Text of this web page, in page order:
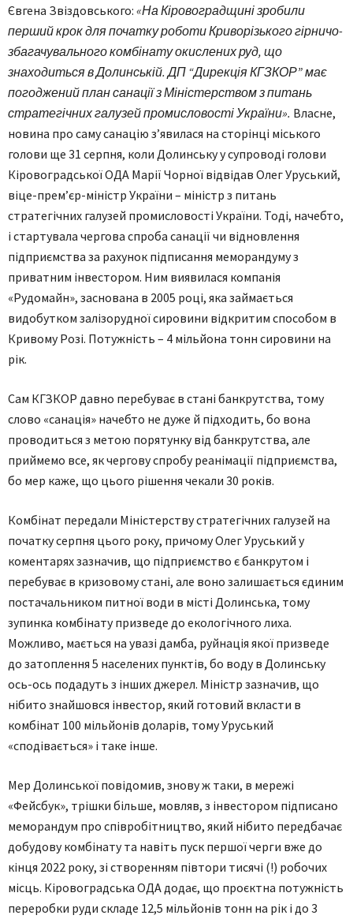
Євгена Звіздовського: «На Кіровоградщині зробили
перший крок для початку роботи Криворізького гірничо-
збагачувального комбінату окислених руд, що
знаходиться в Долинській. ДП “Дирекція КГЗКОР” має
погоджений план санації з Міністерством з питань
стратегічних галузей промисловості України». Власне,
новина про саму санацію з’явилася на сторінці міського
голови ще 31 серпня, коли Долинську у супроводі голови
Кіровоградської ОДА Марії Чорної відвідав Олег Уруський,
віце-прем’єр-міністр України – міністр з питань
стратегічних галузей промисловості України. Тоді, начебто,
і стартувала чергова спроба санації чи відновлення
підприємства за рахунок підписання меморандуму з
приватним інвестором. Ним виявилася компанія
«Рудомайн», заснована в 2005 році, яка займається
видобутком залізорудної сировини відкритим способом в
Кривому Розі. Потужність – 4 мільйона тонн сировини на
рік.
Сам КГЗКОР давно перебуває в стані банкрутства, тому
слово «санація» начебто не дуже й підходить, бо вона
проводиться з метою порятунку від банкрутства, але
приймемо все, як чергову спробу реанімації підприємства,
бо мер каже, що цього рішення чекали 30 років.
Комбінат передали Міністерству стратегічних галузей на
початку серпня цього року, причому Олег Уруський у
коментарях зазначив, що підприємство є банкрутом і
перебуває в кризовому стані, але воно залишається єдиним
постачальником питної води в місті Долинська, тому
зупинка комбінату призведе до екологічного лиха.
Можливо, мається на увазі дамба, руйнація якої призведе
до затоплення 5 населених пунктів, бо воду в Долинську
ось-ось подадуть з інших джерел. Міністр зазначив, що
нібито знайшовся інвестор, який готовий вкласти в
комбінат 100 мільйонів доларів, тому Уруський
«сподівається» і таке інше.
Мер Долинської повідомив, знову ж таки, в мережі
«Фейсбук», трішки більше, мовляв, з інвестором підписано
меморандум про співробітництво, який нібито передбачає
добудову комбінату та навіть пуск першої черги вже до
кінця 2022 року, зі створенням півтори тисячі (!) робочих
місць. Кіровоградська ОДА додає, що проєктна потужність
переробки руди складе 12,5 мільйонів тонн на рік і до 3